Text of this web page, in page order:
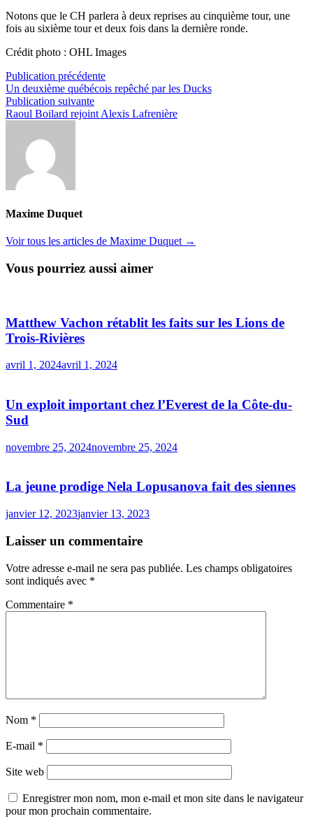
Notons que le CH parlera à deux reprises au cinquième tour, une
fois au sixième tour et deux fois dans la dernière ronde.
Crédit photo : OHL Images
Navigation
de
l’article
Publication précédentePublication
précédente :
Un deuxième québécois repêché par les Ducks
Publication suivantePublication
suivante :
Raoul Boilard rejoint Alexis Lafrenière
Maxime Duquet
Voir tous les articles de Maxime Duquet →
Vous pourriez aussi aimer
Matthew Vachon rétablit les faits sur les Lions de
Trois-Rivières
avril 1, 2024avril 1, 2024
Un exploit important chez l’Everest de la Côte-du-
Sud
novembre 25, 2024novembre 25, 2024
La jeune prodige Nela Lopusanova fait des siennes
janvier 12, 2023janvier 13, 2023
Laisser un commentaire
Votre adresse e-mail ne sera pas publiée. Les champs obligatoires
sont indiqués avec *
Commentaire *
Nom *
E-mail *
Site web
Enregistrer mon nom, mon e-mail et mon site dans le navigateur
pour mon prochain commentaire.